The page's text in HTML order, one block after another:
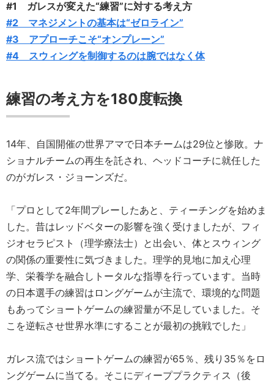
#1 ガレスが変えた“練習”に対する考え方
#2 マネジメントの基本は“ゼロライン”
#3 アプローチこそ“オンプレーン”
#4 スウィングを制御するのは腕ではなく体
練習の考え方を180度転換
14年、自国開催の世界アマで日本チームは29位と惨敗。ナ
ショナルチームの再生を託され、ヘッドコーチに就任した
のがガレス・ジョーンズだ。
「プロとして2年間プレーしたあと、ティーチングを始めま
した。昔はレッドベターの影響を強く受けましたが、フィ
ジオセラピスト（理学療法士）と出会い、体とスウィング
の関係の重要性に気づきました。理学的見地に加え心理
学、栄養学を融合しトータルな指導を行っています。当時
の日本選手の練習はロングゲームが主流で、環境的な問題
もあってショートゲームの練習量が不足していました。そ
こを逆転させ世界水準にすることが最初の挑戦でした」
ガレス流ではショートゲームの練習が65％、残り35％をロ
ングゲームに当てる。そこにディーププラクティス（後